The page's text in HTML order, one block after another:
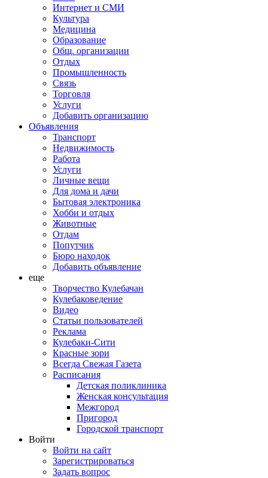
Интернет и СМИ
Культура
Медицина
Образование
Общ. организации
Отдых
Промышленность
Связь
Торговля
Услуги
Добавить организацию
Объявления
Транспорт
Недвижимость
Работа
Услуги
Личные вещи
Для дома и дачи
Бытовая электроника
Хобби и отдых
Животные
Отдам
Попутчик
Бюро находок
Добавить объявление
еще
Творчество Кулебачан
Кулебаковедение
Видео
Статьи пользователей
Реклама
Кулебаки-Сити
Красные зори
Всегда Свежая Газета
Расписания
Детская поликлиника
Женская консультация
Межгород
Пригород
Городской транспорт
Войти
Войти на сайт
Зарегистрироваться
Задать вопрос